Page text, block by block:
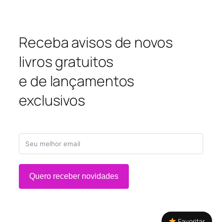
Receba avisos de novos
livros gratuitos
e de lançamentos
exclusivos
Quero receber novidades